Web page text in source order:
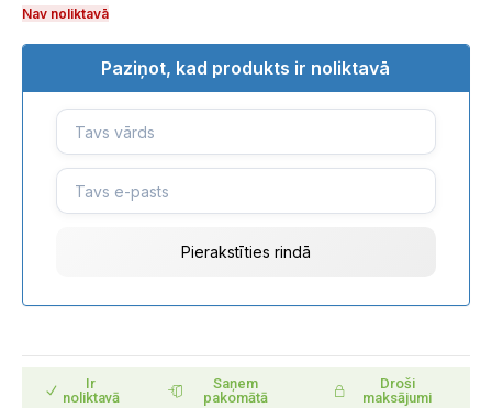
Nav noliktavā
Paziņot, kad produkts ir noliktavā
Ir
noliktavā
Saņem
pakomātā
Droši
maksājumi